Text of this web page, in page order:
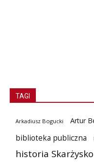
TAGI
Arkadiusz Bogucki Artur
biblioteka publiczna
historia Skarżysko